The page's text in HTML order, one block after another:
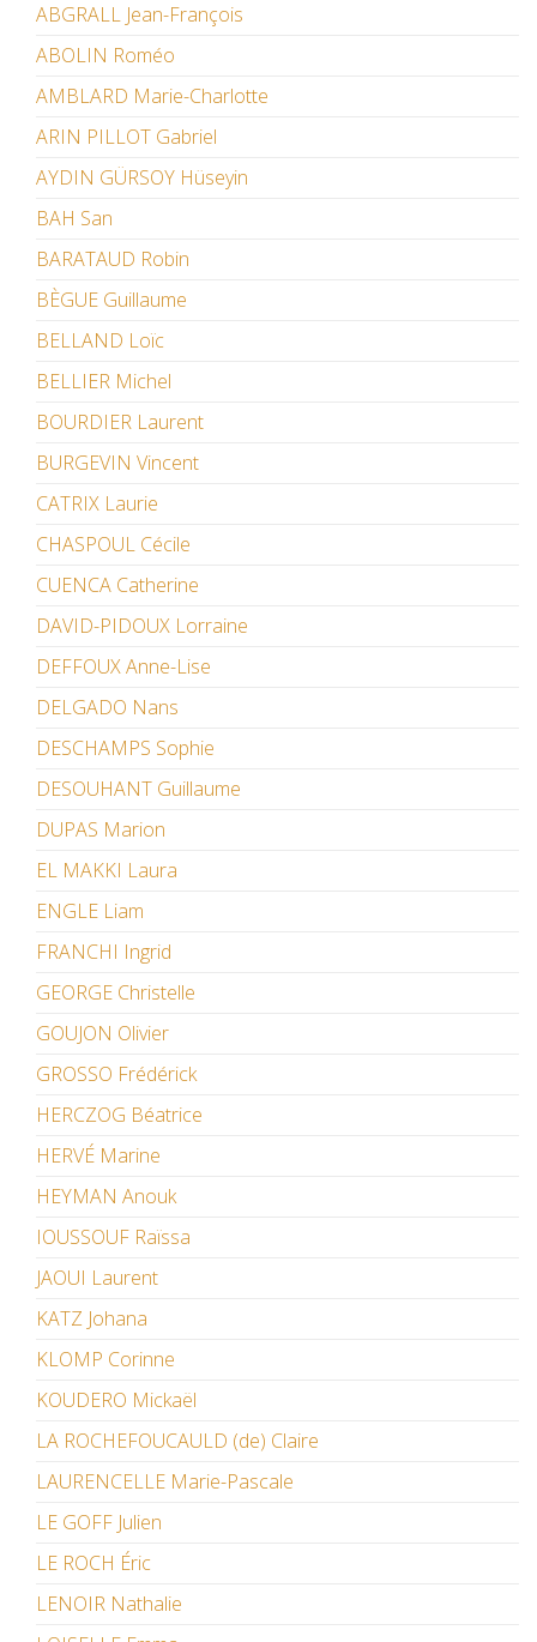
ABGRALL Jean-François
ABOLIN Roméo
AMBLARD Marie-Charlotte
ARIN PILLOT Gabriel
AYDIN GÜRSOY Hüseyin
BAH San
BARATAUD Robin
BÈGUE Guillaume
BELLAND Loïc
BELLIER Michel
BOURDIER Laurent
BURGEVIN Vincent
CATRIX Laurie
CHASPOUL Cécile
CUENCA Catherine
DAVID-PIDOUX Lorraine
DEFFOUX Anne-Lise
DELGADO Nans
DESCHAMPS Sophie
DESOUHANT Guillaume
DUPAS Marion
EL MAKKI Laura
ENGLE Liam
FRANCHI Ingrid
GEORGE Christelle
GOUJON Olivier
GROSSO Frédérick
HERCZOG Béatrice
HERVÉ Marine
HEYMAN Anouk
IOUSSOUF Raïssa
JAOUI Laurent
KATZ Johana
KLOMP Corinne
KOUDERO Mickaël
LA ROCHEFOUCAULD (de) Claire
LAURENCELLE Marie-Pascale
LE GOFF Julien
LE ROCH Éric
LENOIR Nathalie